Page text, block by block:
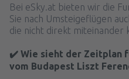
Bei eSky.at bieten wir die
Sie nach Umsteigeflügen
die nicht direkt miteinander
✔️ Wie sieht der Zeitplan
vom Budapest Liszt